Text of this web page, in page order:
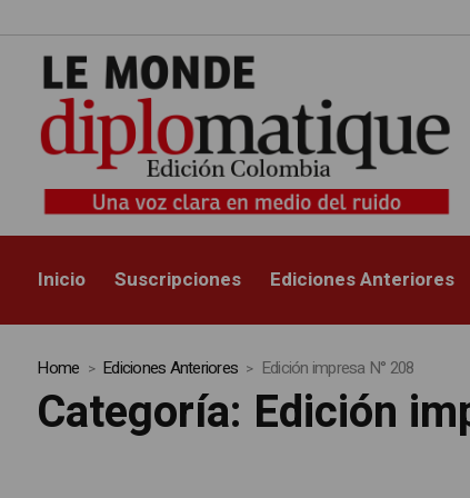
Inicio Suscripciones Ediciones Anteriores
Home Ediciones Anteriores Edición impresa N° 208
Categoría: Edición